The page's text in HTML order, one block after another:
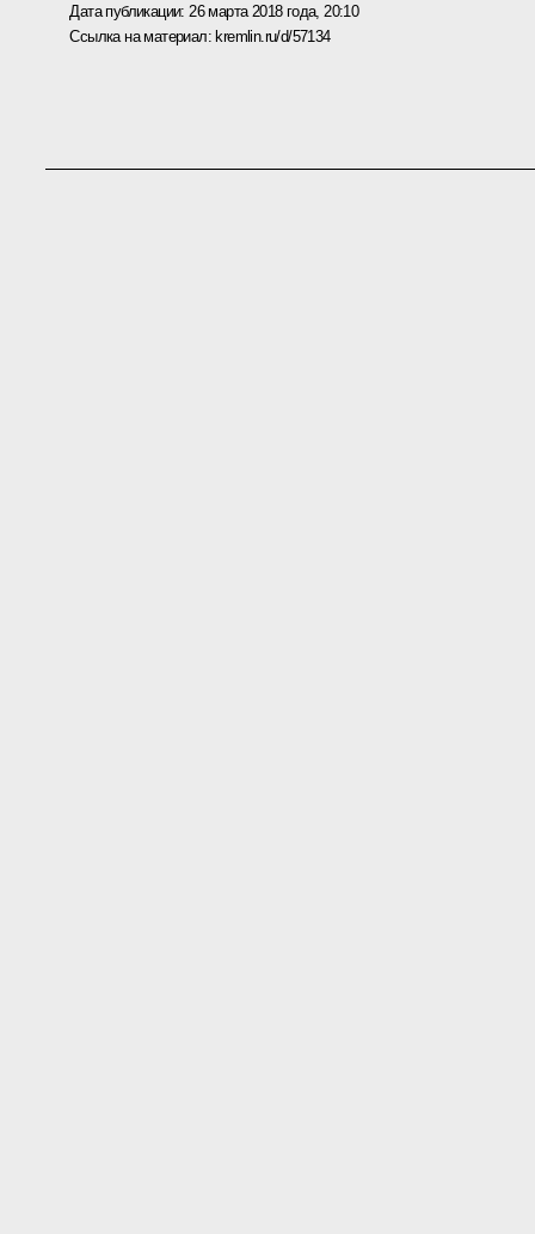
Дата публикации: 26 марта 2018 года, 20:10
Ссылка на материал: kremlin.ru/d/57134